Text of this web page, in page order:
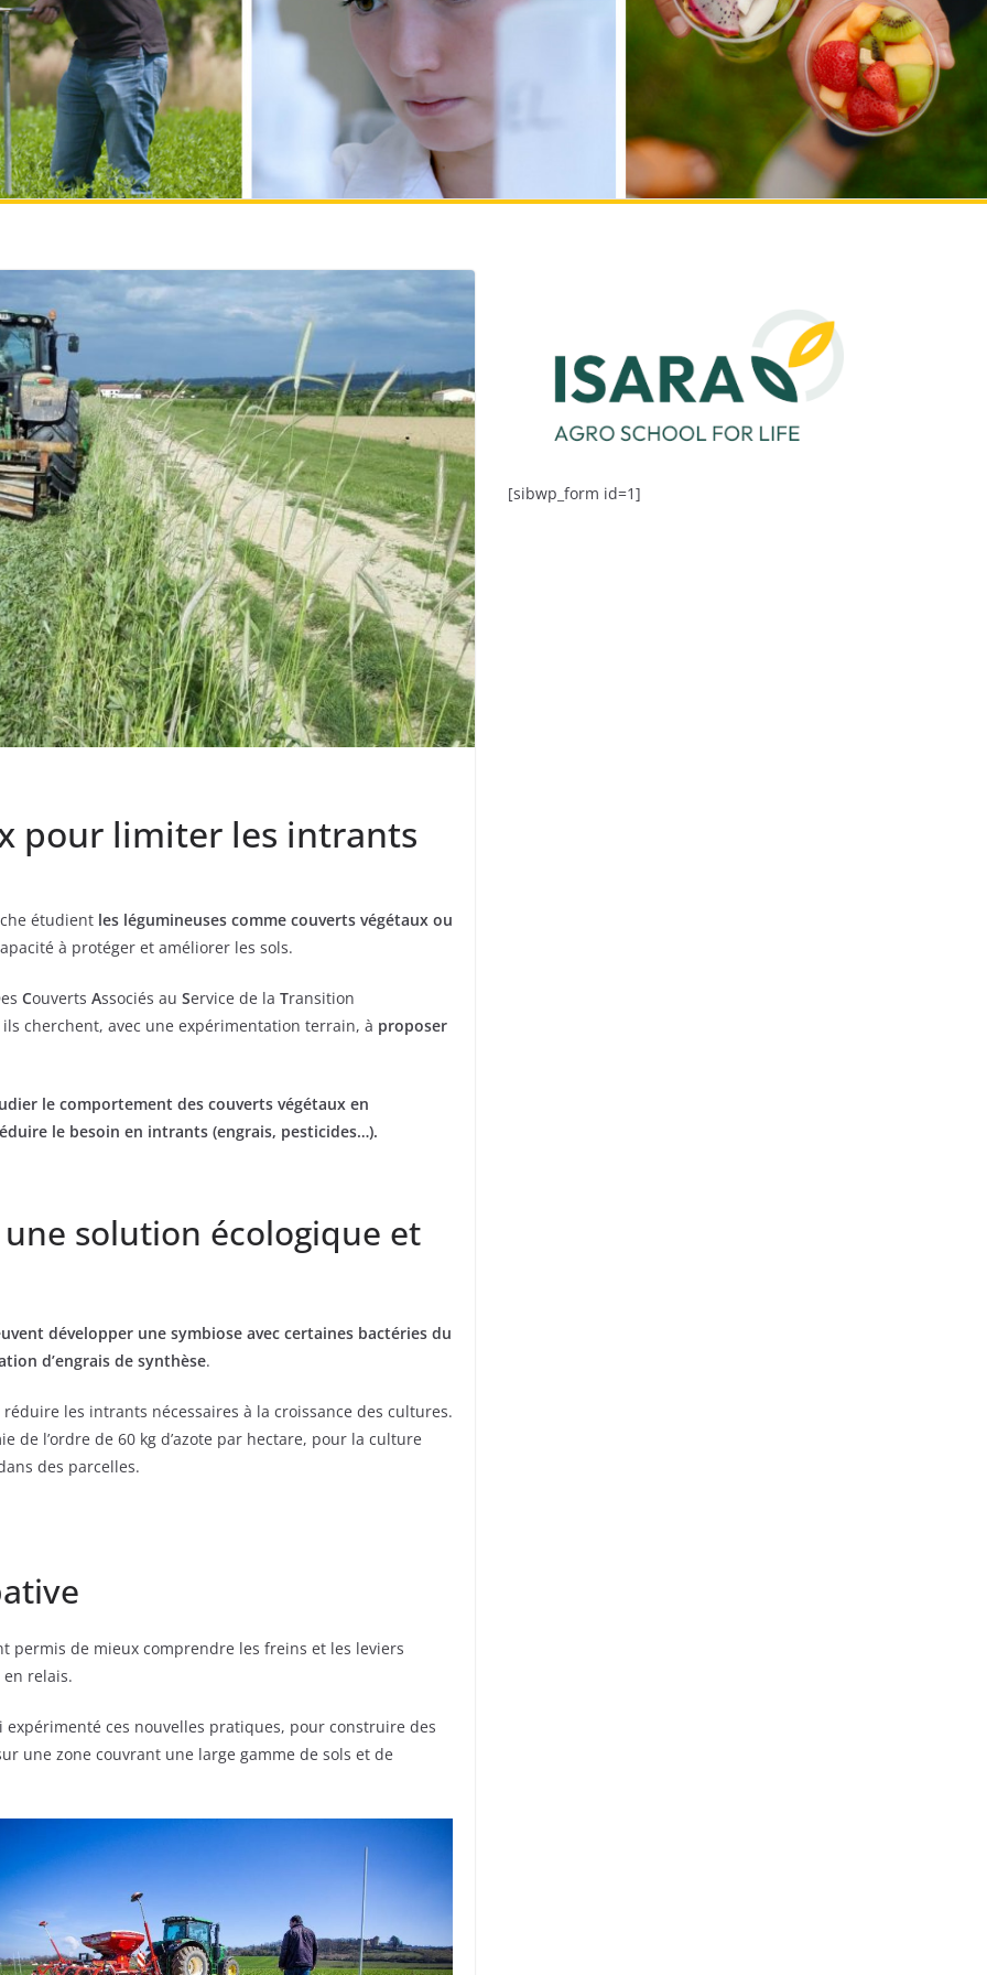
pour limiter les intrants
étudient les légumineuses comme couverts végétaux ou
à protéger et améliorer les sols.
Couverts Associés au Service de la Transition
cherchent, avec une expérimentation terrain, à proposer
le comportement des couverts végétaux en
le besoin en intrants (engrais, pesticides…).
solution écologique et
développer une symbiose avec certaines bactéries du
d’engrais de synthèse.
les intrants nécessaires à la croissance des cultures.
de l’ordre de 60 kg d’azote par hectare, pour la culture
des parcelles.
permis de mieux comprendre les freins et les leviers
relais.
ces nouvelles pratiques, pour construire des
une zone couvrant une large gamme de sols et de
[sibwp_form id=1]